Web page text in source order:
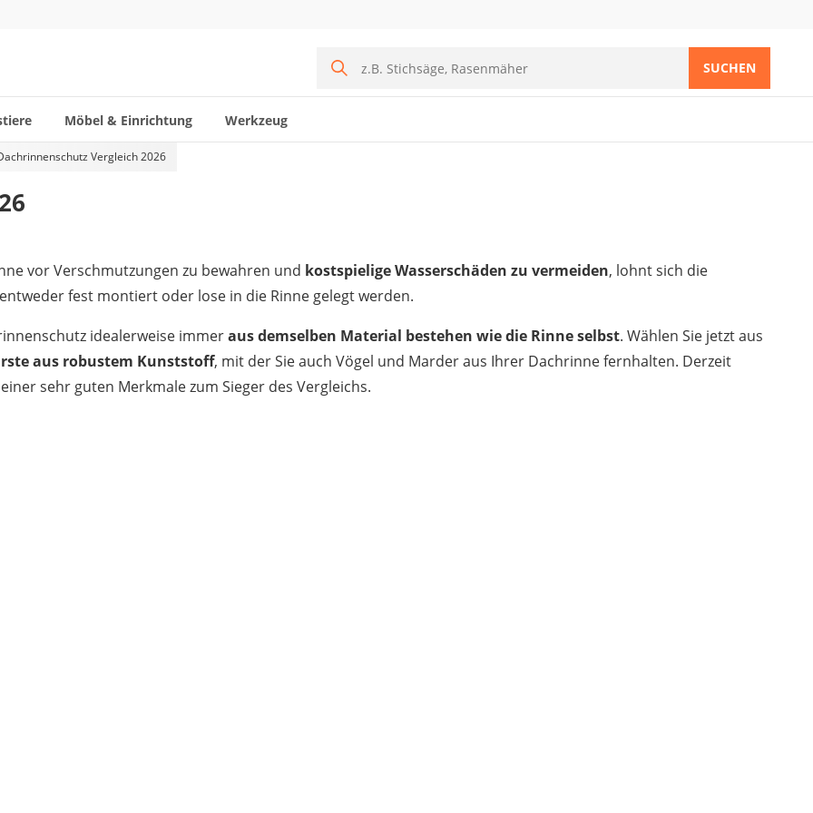
SUCHEN
Möbel & Einrichtung Werkzeug
Vergleich 2026
vor Verschmutzungen zu bewahren und kostspielige Wasserschäden zu vermeiden, lohnt sich die
fest montiert oder lose in die Rinne gelegt werden.
idealerweise immeraus demselben Material bestehen wie die Rinne selbst. Wählen Sie jetzt aus
aus robustem Kunststoff, mit der Sie auch Vögel und Marder aus Ihrer Dachrinne fernhalten. Derzeit
sehr guten Merkmale zum Sieger des Vergleichs.